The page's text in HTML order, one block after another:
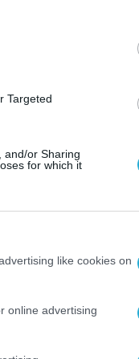
Targeted
and/or Sharing
for which it
like cookies on
online advertising